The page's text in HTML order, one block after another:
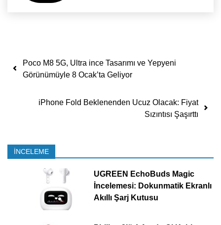
Yazı dolaşımı
Poco M8 5G, Ultra ince Tasarımı ve Yepyeni
Görünümüyle 8 Ocak’ta Geliyor
iPhone Fold Beklenenden Ucuz Olacak: Fiyat
Sızıntısı Şaşırttı
İNCELEME
UGREEN EchoBuds Magic
İncelemesi: Dokunmatik Ekranlı
Akıllı Şarj Kutusu